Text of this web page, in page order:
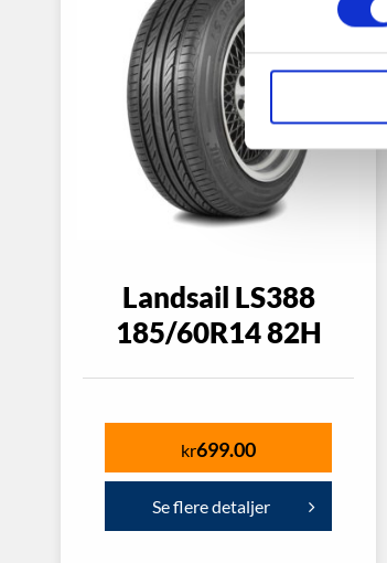
Landsail LS388
185/60R14 82H
kr699.00
Se flere detaljer